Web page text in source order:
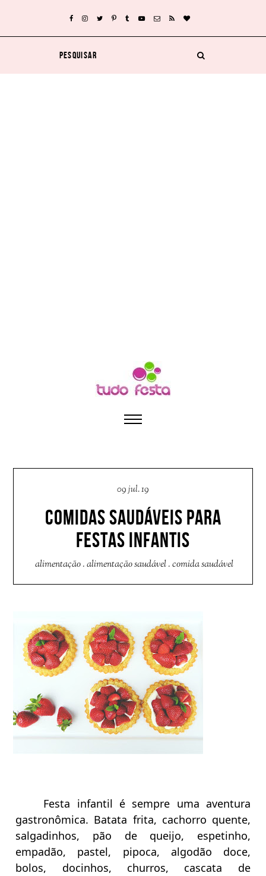
09 jul. 19
COMIDAS SAUDÁVEIS PARA
FESTAS INFANTIS
alimentação.alimentação saudável.comida saudável
Festa infantil é sempre uma aventura
gastronômica. Batata frita, cachorro quente,
salgadinhos, pão de queijo, espetinho,
empadão, pastel, pipoca, algodão doce,
bolos, docinhos, churros, cascata de